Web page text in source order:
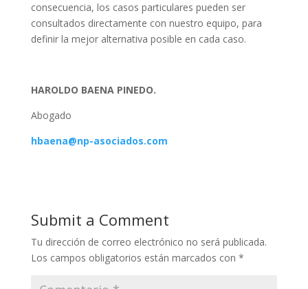
consecuencia, los casos particulares pueden ser
consultados directamente con nuestro equipo, para
definir la mejor alternativa posible en cada caso.
HAROLDO BAENA PINEDO.
Abogado
hbaena@np-asociados.com
Submit a Comment
Tu dirección de correo electrónico no será publicada.
Los campos obligatorios están marcados con *